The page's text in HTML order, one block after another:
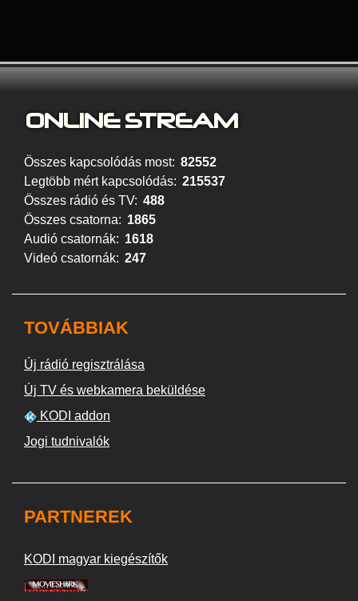
ONLINE STREAM
Összes kapcsolódás most: 82552
Legtöbb mért kapcsolódás: 215537
Összes rádió és TV: 488
Összes csatorna: 1865
Audió csatornák: 1618
Videó csatornák: 247
TOVÁBBIAK
Új rádió regisztrálása
Új TV és webkamera beküldése
KODI addon
Jogi tudnivalók
PARTNEREK
KODI magyar kiegészítők